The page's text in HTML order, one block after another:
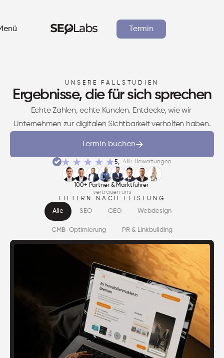
Termin
Branchen
Ressourcen
Fallstudien
UNSERE FALLSTUDIEN
Ergebnisse, die für sich sprechen
Echte Zahlen, echte Kunden. Entdecke, wie wir
Unternehmen zur digitalen Sichtbarkeit verholfen haben.
Termin buchen
5,
0
48+ Bewertungen
100+ Partner & Marktführer
vertrauen uns
FILTERN NACH LEISTUNG
Alle SEO GEO Webdesign
GMB-Optimierung PR & Linkbuilding